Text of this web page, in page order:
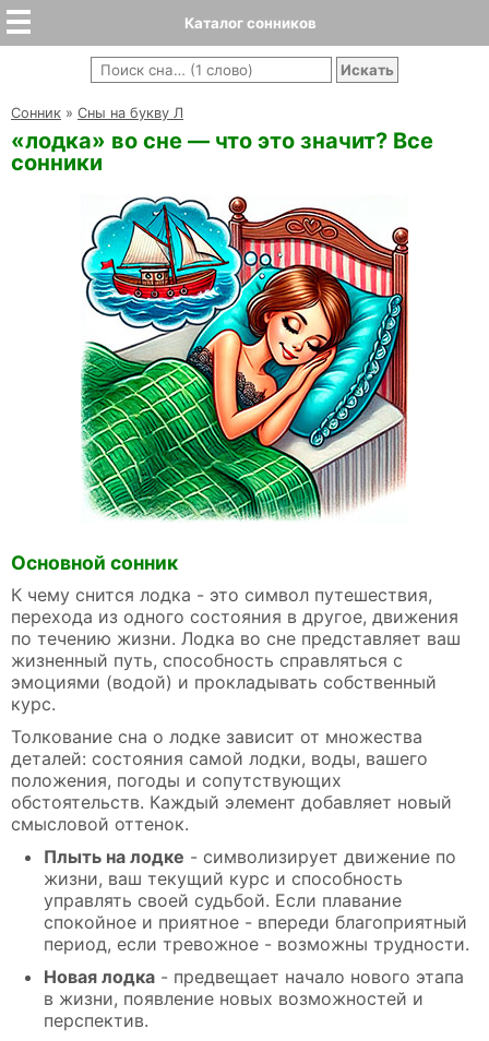
Каталог сонников
Cонник » Сны на букву Л
«лодка» во сне — что это значит? Все
сонники
Основной сонник
К чему снится лодка - это символ путешествия,
перехода из одного состояния в другое, движения
по течению жизни. Лодка во сне представляет ваш
жизненный путь, способность справляться с
эмоциями (водой) и прокладывать собственный
курс.
Толкование сна о лодке зависит от множества
деталей: состояния самой лодки, воды, вашего
положения, погоды и сопутствующих
обстоятельств. Каждый элемент добавляет новый
смысловой оттенок.
Плыть на лодке - символизирует движение по
жизни, ваш текущий курс и способность
управлять своей судьбой. Если плавание
спокойное и приятное - впереди благоприятный
период, если тревожное - возможны трудности.
Новая лодка - предвещает начало нового этапа
в жизни, появление новых возможностей и
перспектив.